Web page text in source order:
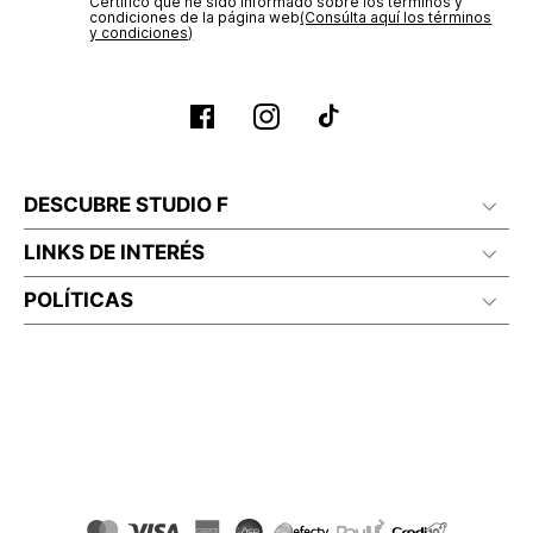
condiciones de la página web‎(Consúlta aquí los términos
y condiciones)
DESCUBRE STUDIO F
LINKS DE INTERÉS
POLÍTICAS